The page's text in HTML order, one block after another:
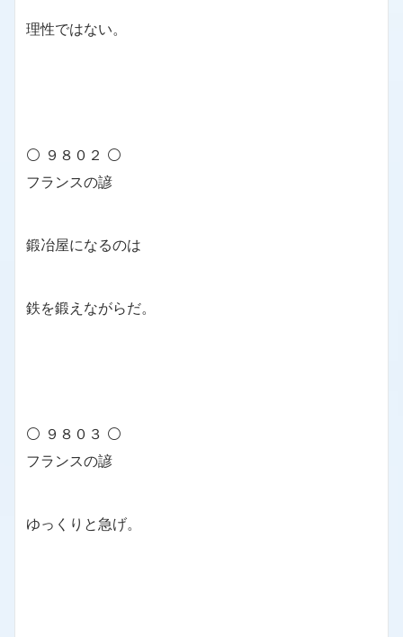
理性ではない。
⚪ ９８０２ ⚪
フランスの諺
鍛冶屋になるのは
鉄を鍛えながらだ。
⚪ ９８０３ ⚪
フランスの諺
ゆっくりと急げ。